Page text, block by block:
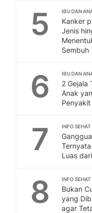
5 IBU DAN
Kanker
Jenis
Sembuh
6 IBU DAN
2 Gejala
Anak
Penyakit
7 INFO SEHAT
Luas
8 INFO SEHAT
Bukan
yang
agar